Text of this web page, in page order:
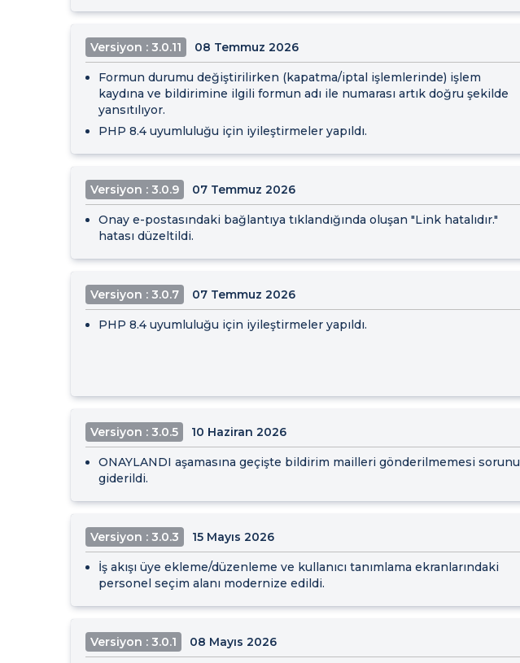
Versiyon : 3.0.11 08 Temmuz 2026
Formun durumu değiştirilirken (kapatma/iptal işlemlerinde) işlem
kaydına ve bildirimine ilgili formun adı ile numarası artık doğru şekilde
yansıtılıyor.
PHP 8.4 uyumluluğu için iyileştirmeler yapıldı.
Versiyon : 3.0.9 07 Temmuz 2026
Onay e-postasındaki bağlantıya tıklandığında oluşan "Link hatalıdır."
hatası düzeltildi.
Versiyon : 3.0.7 07 Temmuz 2026
PHP 8.4 uyumluluğu için iyileştirmeler yapıldı.
Versiyon : 3.0.5 10 Haziran 2026
ONAYLANDI aşamasına geçişte bildirim mailleri gönderilmemesi sorunu
giderildi.
Versiyon : 3.0.3 15 Mayıs 2026
İş akışı üye ekleme/düzenleme ve kullanıcı tanımlama ekranlarındaki
personel seçim alanı modernize edildi.
Versiyon : 3.0.1 08 Mayıs 2026